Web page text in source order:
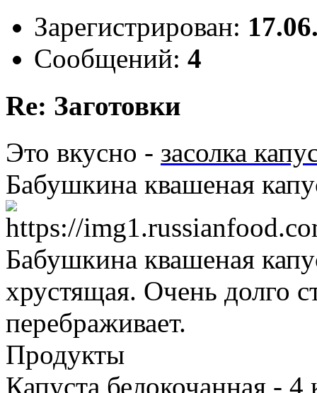
Зарегистрирован:
Сообщений: 4
Re: Заготовки
Это вкусно - засолка
Бабушкина квашеная
Бабушкина квашеная
хрустящая. Очень долго
перебраживает.
Продукты
Капуста белокочанная - 4